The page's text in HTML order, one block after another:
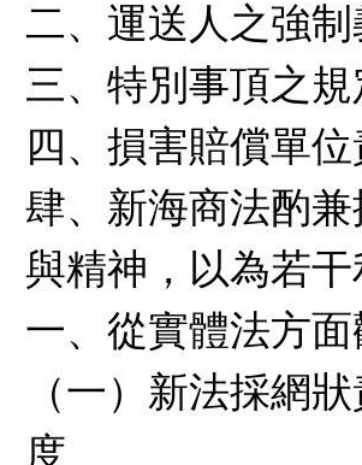
二、運送人之強
三、特別事頂之規
四、損害賠償單
肆、新海商法酌
與精神，以為若
一、從實體法方
（一）新法採網
度